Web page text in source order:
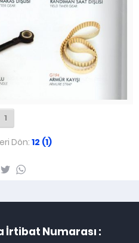
1
Dön:12 (1)
İrtibat Numarası :